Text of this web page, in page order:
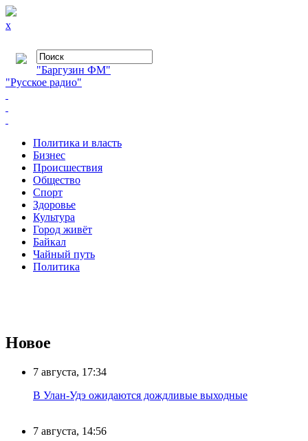
x
"Баргузин ФМ"
"Русское радио"
Политика и власть
Бизнес
Происшествия
Общество
Cпорт
Здоровье
Культура
Город живёт
Байкал
Чайный путь
Политика
Новое
7 августа, 17:34
В Улан-Удэ ожидаются дождливые выходные
7 августа, 14:56